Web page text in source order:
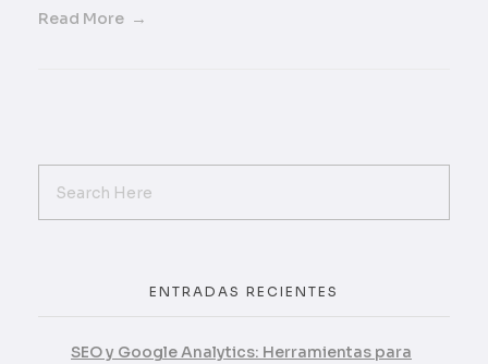
Read More
ENTRADAS RECIENTES
SEO y Google Analytics: Herramientas para